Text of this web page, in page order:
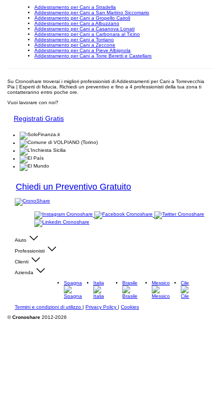
Addestramento per Cani a Stradella
Addestramento per Cani a San Martino Siccomario
Addestramento per Cani a Gropello Cairoli
Addestramento per Cani a Albuzzano
Addestramento per Cani a Casanova Lonati
Addestramento per Cani a Carbonara al Ticino
Addestramento per Cani a Torriano
Addestramento per Cani a Zeccone
Addestramento per Cani a Pieve Albignola
Addestramento per Cani a Torre Beretti e Castellaro
Su Cronoshare troverai i migliori professionisti di Addestramenti per Cani a Torrevecchia
Pia | Esperti di fiducia. Richiedi un preventivo e fino a 4 professionisti della tua zona ti
contatteranno entro poche ore.
Vuoi lavorare con noi?
Registrati Gratis
Chiedi un Preventivo Gratuito
Aiuto
Professionisti
Clienti
Azienda
Spagna
Italia Brasile Messico Cile
Termini e condizioni di utilizzo | Privacy Policy | Cookies
©Cronoshare 2012-2026